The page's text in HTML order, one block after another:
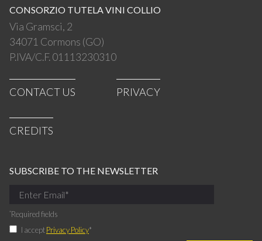
CONSORZIO TUTELA VINI COLLIO
Via Gramsci, 2
34071 Cormons (GO)
P.IVA/C.F. 01113230310
CONTACT US PRIVACY
CREDITS
SUBSCRIBE TO THE NEWSLETTER
*Required fields
I acceptPrivacy Policy*